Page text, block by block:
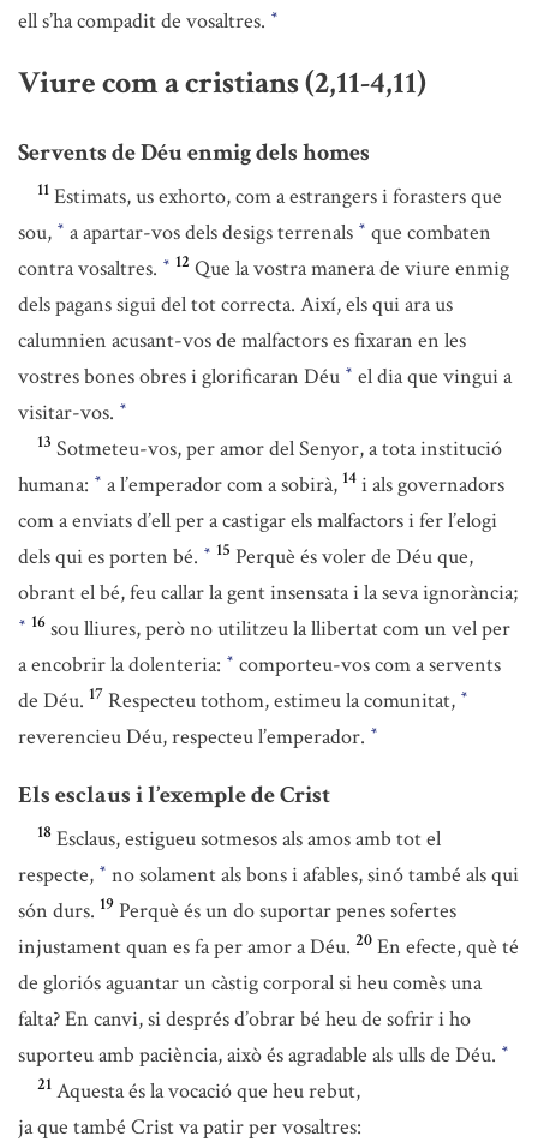
ell s’ha compadit de vosaltres. *
Viure com a cristians (2,11-4,11)
Servents de Déu enmig dels homes
11 Estimats, us exhorto, com a estrangers i forasters que
sou, * a apartar-vos dels desigs terrenals * que combaten
contra vosaltres. * 12 Que la vostra manera de viure enmig
dels pagans sigui del tot correcta. Així, els qui ara us
calumnien acusant-vos de malfactors es fixaran en les
vostres bones obres i glorificaran Déu * el dia que vingui a
visitar-vos. *
13 Sotmeteu-vos, per amor del Senyor, a tota institució
humana: * a l’emperador com a sobirà, 14 i als governadors
com a enviats d’ell per a castigar els malfactors i fer l’elogi
dels qui es porten bé. * 15 Perquè és voler de Déu que,
obrant el bé, feu callar la gent insensata i la seva ignorància;
* 16 sou lliures, però no utilitzeu la llibertat com un vel per
a encobrir la dolenteria: * comporteu-vos com a servents
de Déu. 17 Respecteu tothom, estimeu la comunitat, *
reverencieu Déu, respecteu l’emperador. *
Els esclaus i l’exemple de Crist
18 Esclaus, estigueu sotmesos als amos amb tot el
respecte, * no solament als bons i afables, sinó també als qui
són durs. 19 Perquè és un do suportar penes sofertes
injustament quan es fa per amor a Déu. 20 En efecte, què té
de gloriós aguantar un càstig corporal si heu comès una
falta? En canvi, si després d’obrar bé heu de sofrir i ho
suporteu amb paciència, això és agradable als ulls de Déu. *
21 Aquesta és la vocació que heu rebut,
ja que també Crist va patir per vosaltres: